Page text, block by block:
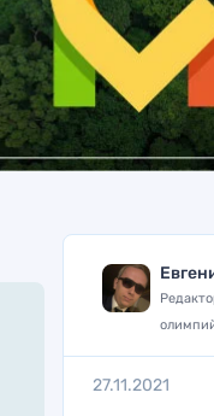
27.11.2021